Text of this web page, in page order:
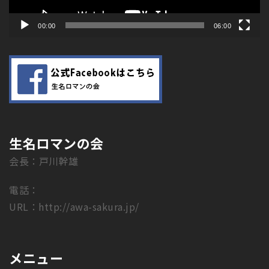
00:00 06:00
生名ロマンの会
会長：戸川幹雄
電話：
URL： http://awa-sakura.jp/
メニュー